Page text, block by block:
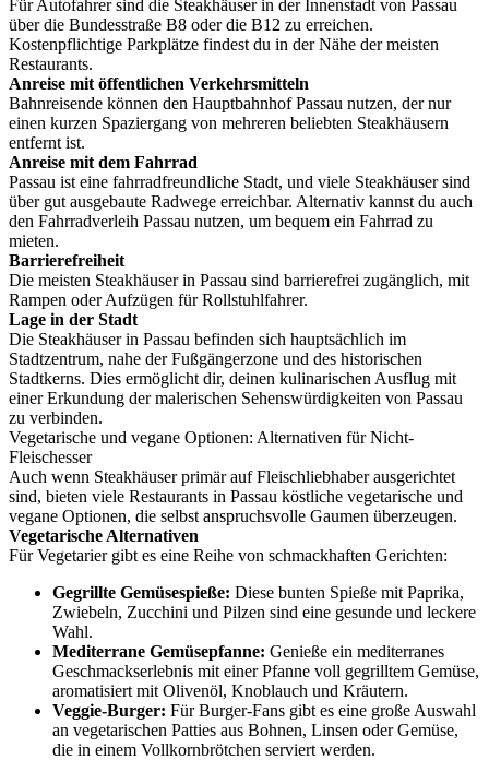
Für Autofahrer sind die Steakhäuser in der Innenstadt von Passau
über die Bundesstraße B8 oder die B12 zu erreichen.
Kostenpflichtige Parkplätze findest du in der Nähe der meisten
Restaurants.
Anreise mit öffentlichen Verkehrsmitteln
Bahnreisende können den Hauptbahnhof Passau nutzen, der nur
einen kurzen Spaziergang von mehreren beliebten Steakhäusern
entfernt ist.
Anreise mit dem Fahrrad
Passau ist eine fahrradfreundliche Stadt, und viele Steakhäuser sind
über gut ausgebaute Radwege erreichbar. Alternativ kannst du auch
den Fahrradverleih Passau nutzen, um bequem ein Fahrrad zu
mieten.
Barrierefreiheit
Die meisten Steakhäuser in Passau sind barrierefrei zugänglich, mit
Rampen oder Aufzügen für Rollstuhlfahrer.
Lage in der Stadt
Die Steakhäuser in Passau befinden sich hauptsächlich im
Stadtzentrum, nahe der Fußgängerzone und des historischen
Stadtkerns. Dies ermöglicht dir, deinen kulinarischen Ausflug mit
einer Erkundung der malerischen Sehenswürdigkeiten von Passau
zu verbinden.
Vegetarische und vegane Optionen: Alternativen für Nicht-
Fleischesser
Auch wenn Steakhäuser primär auf Fleischliebhaber ausgerichtet
sind, bieten viele Restaurants in Passau köstliche vegetarische und
vegane Optionen, die selbst anspruchsvolle Gaumen überzeugen.
Vegetarische Alternativen
Für Vegetarier gibt es eine Reihe von schmackhaften Gerichten:
Gegrillte Gemüsespieße: Diese bunten Spieße mit Paprika,
Zwiebeln, Zucchini und Pilzen sind eine gesunde und leckere
Wahl.
Mediterrane Gemüsepfanne: Genieße ein mediterranes
Geschmackserlebnis mit einer Pfanne voll gegrilltem Gemüse,
aromatisiert mit Olivenöl, Knoblauch und Kräutern.
Veggie-Burger: Für Burger-Fans gibt es eine große Auswahl
an vegetarischen Patties aus Bohnen, Linsen oder Gemüse,
die in einem Vollkornbrötchen serviert werden.